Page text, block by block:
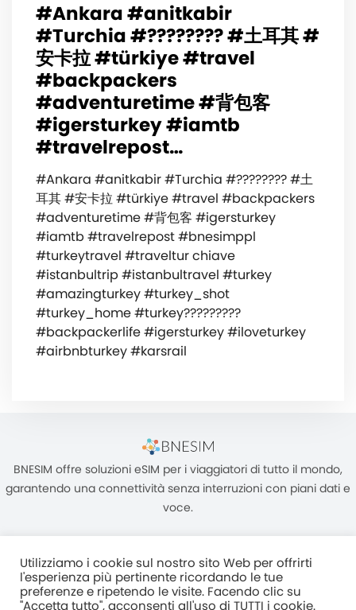
#Ankara #anitkabir
#Turchia #???????? #土耳其 #
安卡拉 #türkiye #travel
#backpackers
#adventuretime #背包客
#igersturkey #iamtb
#travelrepost…
#Ankara #anitkabir #Turchia #???????? #土
耳其 #安卡拉 #türkiye #travel #backpackers
#adventuretime #背包客 #igersturkey
#iamtb #travelrepost #bnesimppl
#turkeytravel #traveltur chiave
#istanbultrip #istanbultravel #turkey
#amazingturkey #turkey_shot
#turkey_home #turkey?????????
#backpackerlife #igersturkey #iloveturkey
#airbnbturkey #karsrail
BNESIM offre soluzioni eSIM per i viaggiatori di tutto il mondo,
garantendo una connettività senza interruzioni con piani dati e
voce.
Utilizziamo i cookie sul nostro sito Web per offrirti
l'esperienza più pertinente ricordando le tue
preferenze e ripetendo le visite. Facendo clic su
"Accetta tutto", acconsenti all'uso di TUTTI i cookie.